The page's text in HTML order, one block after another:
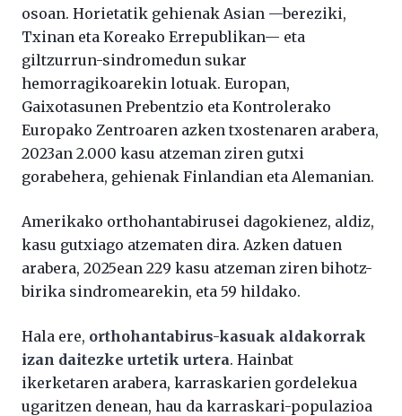
osoan. Horietatik gehienak Asian —bereziki,
Txinan eta Koreako Errepublikan— eta
giltzurrun-sindromedun sukar
hemorragikoarekin lotuak. Europan,
Gaixotasunen Prebentzio eta Kontrolerako
Europako Zentroaren azken txostenaren arabera,
2023an 2.000 kasu atzeman ziren gutxi
gorabehera, gehienak Finlandian eta Alemanian.
Amerikako orthohantabirusei dagokienez, aldiz,
kasu gutxiago atzematen dira. Azken datuen
arabera, 2025ean 229 kasu atzeman ziren bihotz-
birika sindromearekin, eta 59 hildako.
Hala ere, orthohantabirus-kasuak aldakorrak
izan daitezke urtetik urtera. Hainbat
ikerketaren arabera, karraskarien gordelekua
ugaritzen denean, hau da karraskari-populazioa